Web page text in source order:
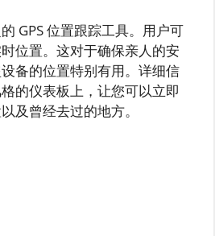
GPS 位置跟踪工具。用户可
位置。这对于确保亲人的安
备的位置特别有用。详细信
的仪表板上，让您可以立即
及曾经去过的地方。